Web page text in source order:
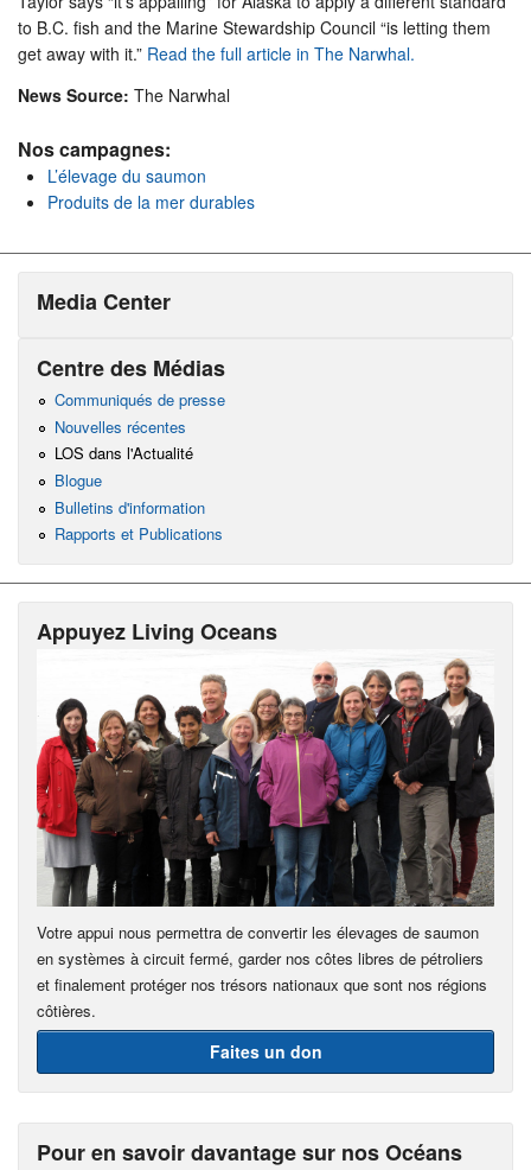
to B.C. fish and the Marine Stewardship Council “is letting them
get away with it.” Read the full article in The Narwhal.
News Source: The Narwhal
Nos campagnes:
L’élevage du saumon
Produits de la mer durables
Media Center
Centre des Médias
Communiqués de presse
Nouvelles récentes
LOS dans l'Actualité
Blogue
Bulletins d'information
Rapports et Publications
Appuyez Living Oceans
Votre appui nous permettra de convertir les élevages de saumon
en systèmes à circuit fermé, garder nos côtes libres de pétroliers
et finalement protéger nos trésors nationaux que sont nos régions
côtières.
Faites un don
Pour en savoir davantage sur nos Océans